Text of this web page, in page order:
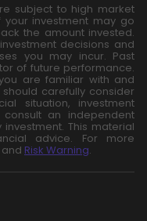
subject to high market
investment may go
the amount invested.
decisions and
you may incur. Past
of future performance.
are familiar with and
carefully consider
situation, investment
an independent
This material
advice. For more
and Risk Warning.